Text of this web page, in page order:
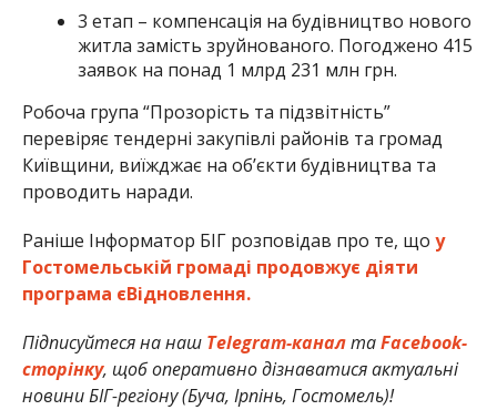
3 етап – компенсація на будівництво нового
житла замість зруйнованого. Погоджено 415
заявок на понад 1 млрд 231 млн грн.
Робоча група “Прозорість та підзвітність”
перевіряє тендерні закупівлі районів та громад
Київщини, виїжджає на об’єкти будівництва та
проводить наради.
Раніше Інформатор БІГ розповідав про те, що у
Гостомельській громаді продовжує діяти
програма єВідновлення.
Підписуйтеся на наш Telegram-канал таFacebook-
сторінку, щоб оперативно дізнаватися актуальні
новини БІГ-регіону (Буча, Ірпінь, Гостомель)!